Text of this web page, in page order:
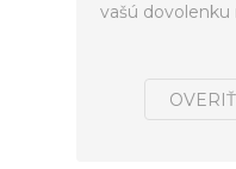
vašú dovolenku